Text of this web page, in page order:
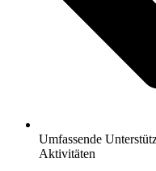
Umfassende
Aktivitäten